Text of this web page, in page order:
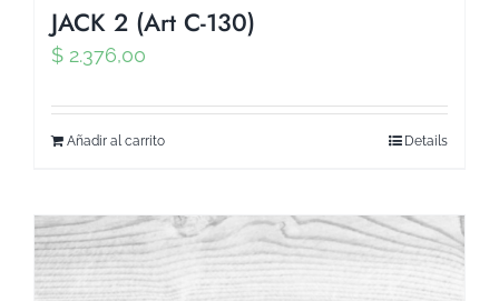
JACK 2 (Art C-130)
$ 2.376,00
Añadir al carrito Details